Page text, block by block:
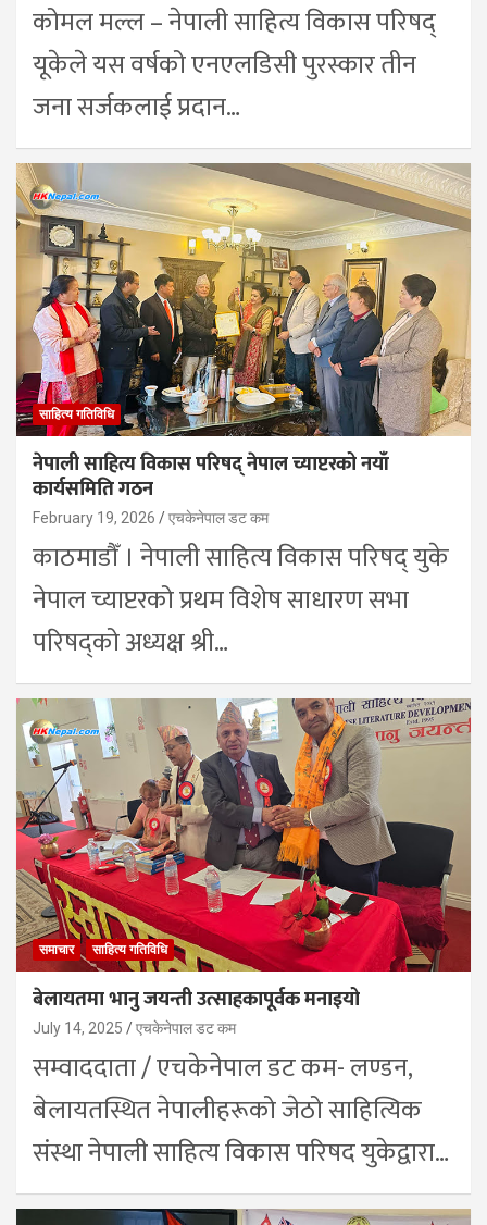
कोमल मल्ल – नेपाली साहित्य विकास परिषद्
यूकेले यस वर्षको एनएलडिसी पुरस्कार तीन
जना सर्जकलाई प्रदान…
साहित्य गतिविधि
नेपाली साहित्य विकास परिषद् नेपाल च्याप्टरको नयाँ
कार्यसमिति गठन
February 19, 2026 एचकेनेपाल डट कम
काठमाडौँ । नेपाली साहित्य विकास परिषद् युके
नेपाल च्याप्टरको प्रथम विशेष साधारण सभा
परिषद्को अध्यक्ष श्री…
समाचार साहित्य गतिविधि
बेलायतमा भानु जयन्ती उत्साहकापूर्वक मनाइयो
July 14, 2025 एचकेनेपाल डट कम
सम्वाददाता / एचकेनेपाल डट कम- लण्डन,
बेलायतस्थित नेपालीहरूको जेठो साहित्यिक
संस्था नेपाली साहित्य विकास परिषद युकेद्वारा…